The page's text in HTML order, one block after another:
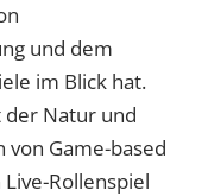
und dem
im Blick hat.
der Natur und
Game-based
Rollenspiel